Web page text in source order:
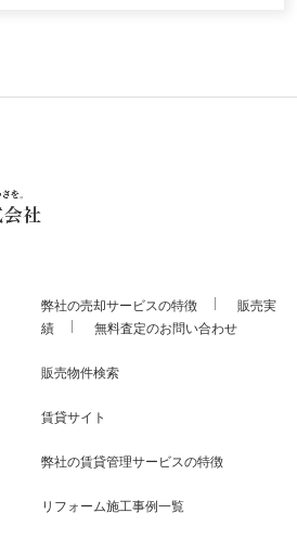
弊社の売却サービスの特徴
販売実
績
無料査定のお問い合わせ
販売物件検索
賃貸サイト
弊社の賃貸管理サービスの特徴
リフォーム施工事例一覧